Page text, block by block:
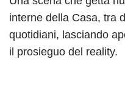
interne della Casa, tra
quotidiani, lasciando
il prosieguo del reality.